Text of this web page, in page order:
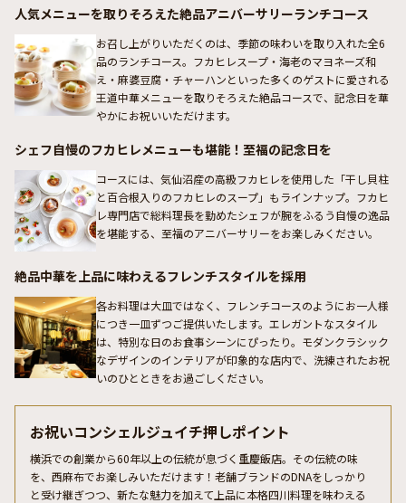
人気メニューを取りそろえた絶品アニバーサリーランチコース
お召し上がりいただくのは、季節の味わいを取り入れた全6
品のランチコース。フカヒレスープ・海老のマヨネーズ和
え・麻婆豆腐・チャーハンといった多くのゲストに愛される
王道中華メニューを取りそろえた絶品コースで、記念日を華
やかにお祝いいただけます。
シェフ自慢のフカヒレメニューも堪能！至福の記念日を
コースには、気仙沼産の高級フカヒレを使用した「干し貝柱
と百合根入りのフカヒレのスープ」もラインナップ。フカヒ
レ専門店で総料理長を勤めたシェフが腕をふるう自慢の逸品
を堪能する、至福のアニバーサリーをお楽しみください。
絶品中華を上品に味わえるフレンチスタイルを採用
各お料理は大皿ではなく、フレンチコースのようにお一人様
につき一皿ずつご提供いたします。エレガントなスタイル
は、特別な日のお食事シーンにぴったり。モダンクラシック
なデザインのインテリアが印象的な店内で、洗練されたお祝
いのひとときをお過ごしください。
お祝いコンシェルジュイチ押しポイント
横浜での創業から60年以上の伝統が息づく重慶飯店。その伝統の味
を、西麻布でお楽しみいただけます！老舗ブランドのDNAをしっかり
と受け継ぎつつ、新たな魅力を加えて上品に本格四川料理を味わえる